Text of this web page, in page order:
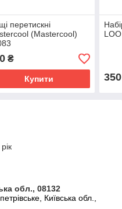
перетискні
(Mastercool)
₴
Купити 350
обл., 08132
Київська обл.,